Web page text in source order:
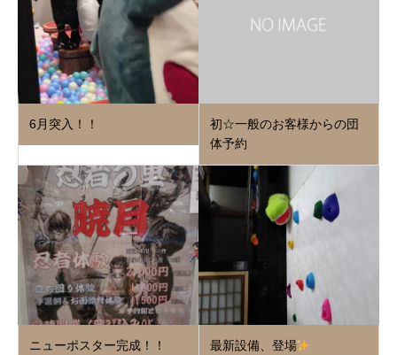
6月突入！！
初☆一般のお客様からの団
体予約
ニューポスター完成！！ 最新設備、登場